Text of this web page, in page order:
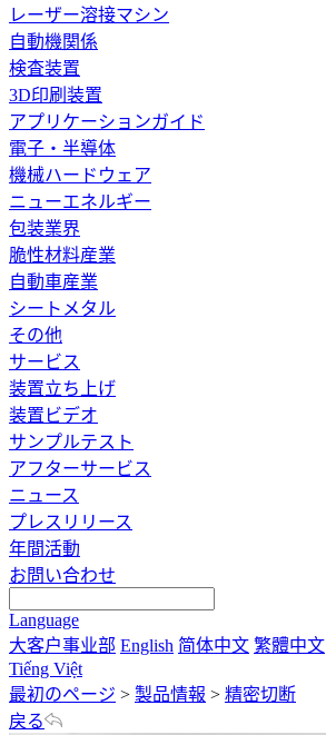
レーザー溶接マシン
自動機関係
検査装置
3D印刷装置
アプリケーションガイド
電子・半導体
機械ハードウェア
ニューエネルギー
包装業界
脆性材料産業
自動車産業
シートメタル
その他
サービス
装置立ち上げ
装置ビデオ
サンプルテスト
アフターサービス
ニュース
プレスリリース
年間活動
お問い合わせ
Language
大客户事业部 English 简体中文 繁體中文
Tiếng Việt
最初のページ > 製品情報 > 精密切断
戻る